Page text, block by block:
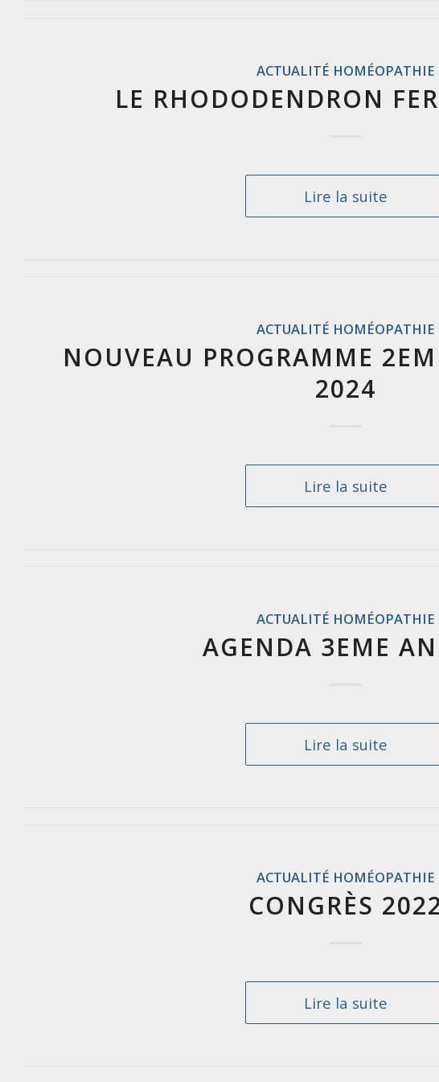
ACTUALITÉ HOMÉOPATHIE
LE RHODODENDRON
Lire la suite
ACTUALITÉ HOMÉOPATHIE
NOUVEAU PROGRAMME
2024
Lire la suite
ACTUALITÉ HOMÉOPATHIE
AGENDA 3EME
Lire la suite
ACTUALITÉ HOMÉOPATHIE
CONGRÈS
Lire la suite